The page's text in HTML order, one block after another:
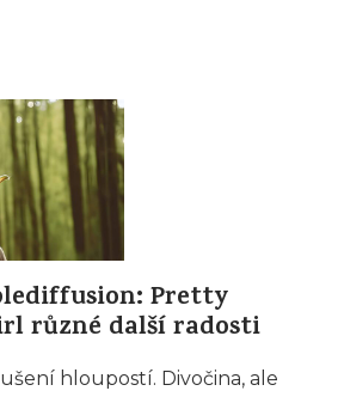
Pretty
různé další radosti
hloupostí. Divočina, ale